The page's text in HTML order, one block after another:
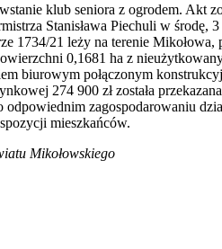
klub seniora z ogrodem. Akt
Stanisława Piechuli w środę, 3
1734/21 leży na terenie Mikołowa,
0,1681 ha z
biurowym połączonym
274 900 zł została przekazana
zagospodarowaniu
mieszkańców.
Mikołowskiego